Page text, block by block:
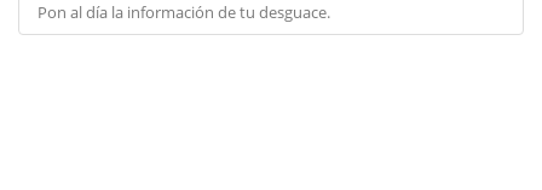
Pon al día la información de tu desguace.